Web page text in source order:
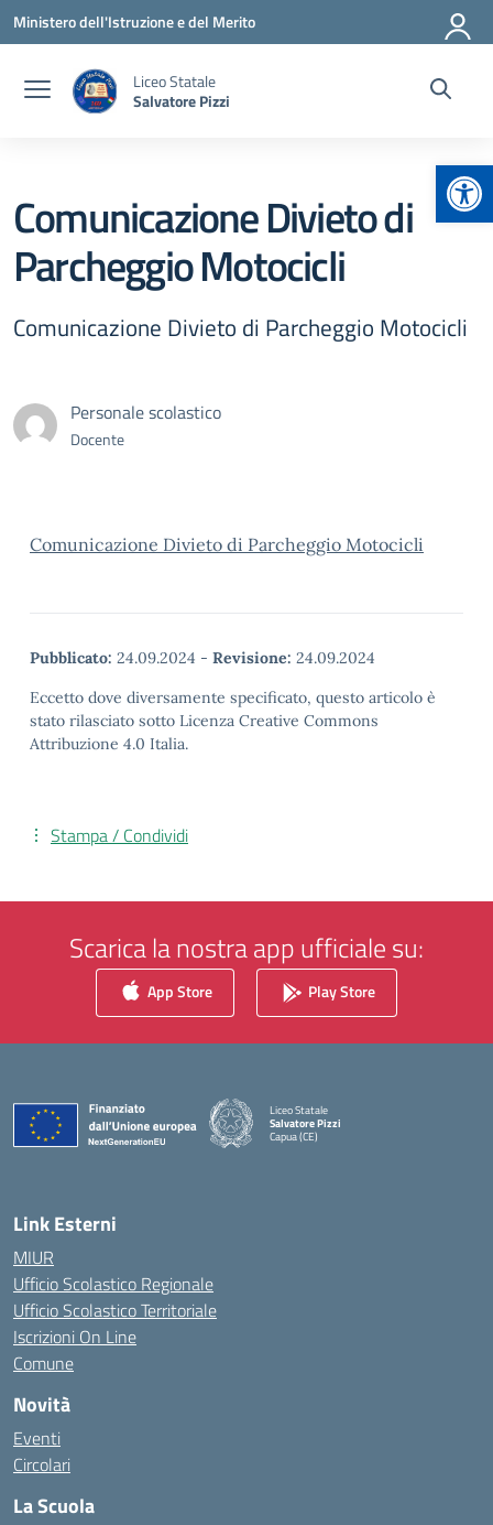
Vai ai contenuti
Vai al menu di navigazione
Vai al footer
Ministero dell'Istruzione e del Merito
Liceo Statale
Salvatore Pizzi
Comunicazione Divieto di
Parcheggio Motocicli
Comunicazione Divieto di Parcheggio Motocicli
Personale scolastico
Docente
Comunicazione Divieto di Parcheggio Motocicli
Pubblicato: 24.09.2024 - Revisione: 24.09.2024
Eccetto dove diversamente specificato, questo articolo è
stato rilasciato sotto Licenza Creative Commons
Attribuzione 4.0 Italia.
Stampa / Condividi
Scarica la nostra app ufficiale su:
App Store Play Store
Liceo Statale
Salvatore Pizzi
Capua (CE)
— Visita la pagina iniziale della scuola
Link Esterni
MIUR
Ufficio Scolastico Regionale
Ufficio Scolastico Territoriale
Iscrizioni On Line
Comune
Novità
Eventi
Circolari
La Scuola